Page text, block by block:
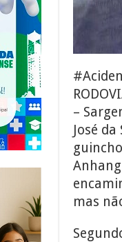
–
José
mas